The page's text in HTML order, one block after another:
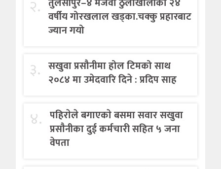
२. वर्षीय गोरखलाल खड्का.चक्कु प्रहारबाट
ज्यान गयो
३. सखुवा प्रसौनीमा होल टिमको साथ
२०८४ मा उमेदवारि दिने : प्रदिप साह
४. पहिराेले बगाएकाे बसमा सवार सखुवा
प्रसाैनीका दुई कर्मचारी सहित ५ जना
वेपता